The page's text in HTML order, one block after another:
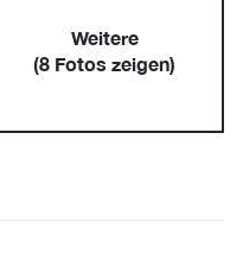
Weitere
(8 Fotos zeigen)